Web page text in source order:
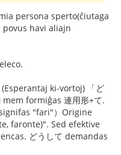
persona sperto(ĉiutaga
povus havi aliajn
ki-vortoj) 「ど
mem formiĝas 連用形+て.
"fari"）Origine
faronte)". Sed efektive
どうして demandas